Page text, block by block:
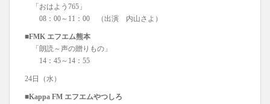
「おはよう765」
08：00～11：00 （出演 内山さよ）
■FMK エフエム熊本
「朗読～声の贈りもの」
14：45～14：55
24日（水）
■Kappa FM エフエムやつしろ